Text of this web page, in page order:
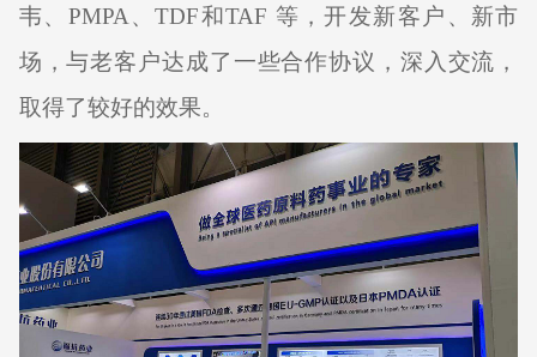
韦、 PMPA 、TDF和TAF 等，开发新客户、新市
场，与老客户达成了一些合作协议，深入交流，
取得了较好的效果。